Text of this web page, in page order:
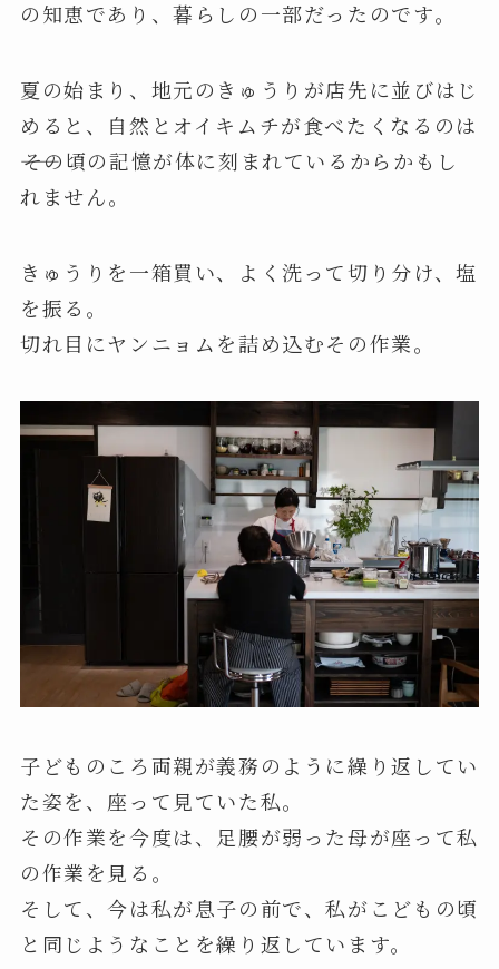
の知恵であり、暮らしの一部だったのです。
夏の始まり、地元のきゅうりが店先に並びはじ
めると、自然とオイキムチが食べたくなるのは
――その頃の記憶が体に刻まれているからかもし
れません。
きゅうりを一箱買い、よく洗って切り分け、塩
を振る。
切れ目にヤンニョムを詰め込むその作業。
子どものころ両親が義務のように繰り返してい
た姿を、座って見ていた私。
その作業を今度は、足腰が弱った母が座って私
の作業を見る。
そして、今は私が息子の前で、私がこどもの頃
と同じようなことを繰り返しています。